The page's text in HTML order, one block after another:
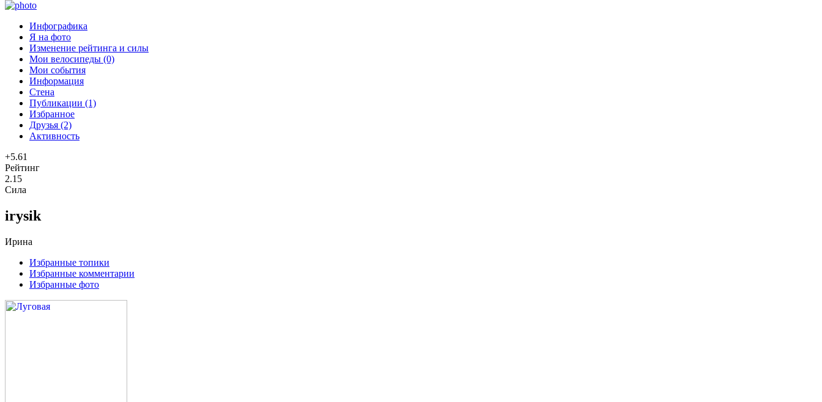
Инфографика
Я на фото
Изменение рейтинга и силы
Мои велосипеды (0)
Мои события
Информация
Стена
Публикации (1)
Избранное
Друзья (2)
Активность
+5.61
Рейтинг
2.15
Сила
irysik
Ирина
Избранные топики
Избранные комментарии
Избранные фото